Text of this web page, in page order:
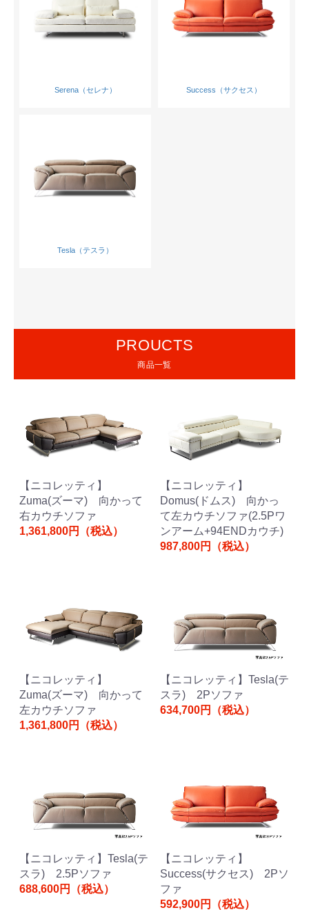
Serena（セレナ） Success（サクセス）
Tesla（テスラ）
PROUCTS
商品一覧
【ニコレッティ】
Zuma(ズーマ) 向かって
右カウチソファ
1,361,800円（税込）
【ニコレッティ】
Domus(ドムス) 向かっ
て左カウチソファ(2.5Pワ
ンアーム+94ENDカウチ)
987,800円（税込）
【ニコレッティ】
Zuma(ズーマ) 向かって
左カウチソファ
1,361,800円（税込）
【ニコレッティ】Tesla(テ
スラ) 2Pソファ
634,700円（税込）
【ニコレッティ】Tesla(テ
スラ) 2.5Pソファ
688,600円（税込）
【ニコレッティ】
Success(サクセス) 2Pソ
ファ
592,900円（税込）